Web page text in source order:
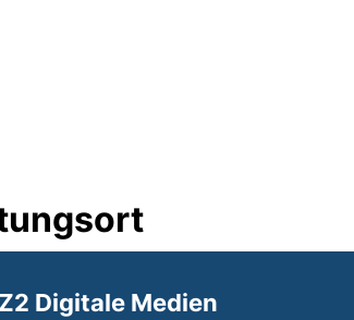
Digitale Medien